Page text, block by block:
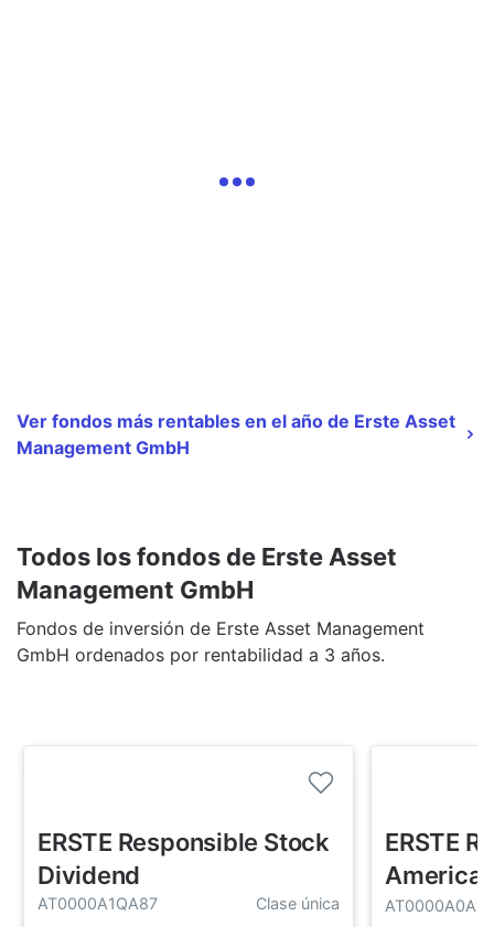
Ver fondos más rentables en el año de Erste Asset
Management GmbH
Todos los fondos de Erste Asset
Management GmbH
Fondos de inversión de Erste Asset Management
GmbH ordenados por rentabilidad a 3 años.
ERSTE Responsible Stock
Dividend
AT0000A1QA87 Clase única
ERSTE
America